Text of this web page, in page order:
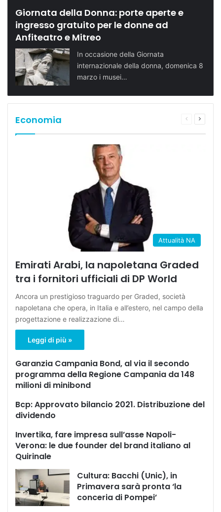
Giornata della Donna: porte aperte e
ingresso gratuito per le donne ad
Anfiteatro e Mitreo
In occasione della Giornata
internazionale della donna, domenica 8
marzo i musei…
Economia
Pagina
Attualità NA
Emirati Arabi, la napoletana Graded
tra i fornitori ufficiali di DP World
Ancora un prestigioso traguardo per Graded, società
napoletana che opera, in Italia e all’estero, nel campo della
progettazione e realizzazione di…
Leggi di più »
Garanzia Campania Bond, al via il secondo
programma della Regione Campania da 148
milioni di minibond
Bcp: Approvato bilancio 2021. Distribuzione del
dividendo
Invertika, fare impresa sull’asse Napoli-
Verona: le due founder del brand italiano al
Quirinale
Cultura: Bacchi (Unic), in
Primavera sarà pronta ‘la
conceria di Pompei’